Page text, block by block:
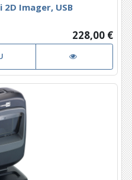
Imager, USB
228,00 €